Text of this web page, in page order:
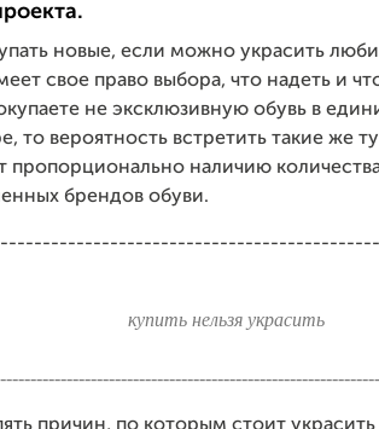
новые, если можно украсить
свое право выбора, что надеть и
не эксклюзивную обувь в
то вероятность встретить такие же
пропорционально наличию
брендов обуви.
купить нельзя украсить